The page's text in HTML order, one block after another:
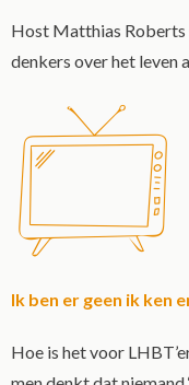
Host Matthias Roberts
denkers over het leven
Ik ben er geen ik ken
Hoe is het voor